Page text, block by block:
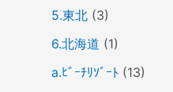
5.東北(3)
6.北海道 (1)
a.ﾋﾞｰﾁﾘｿﾞｰﾄ (13)